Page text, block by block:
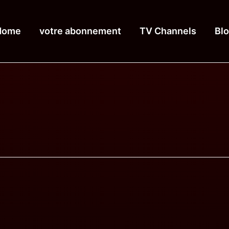
votre abonnement TV Channels